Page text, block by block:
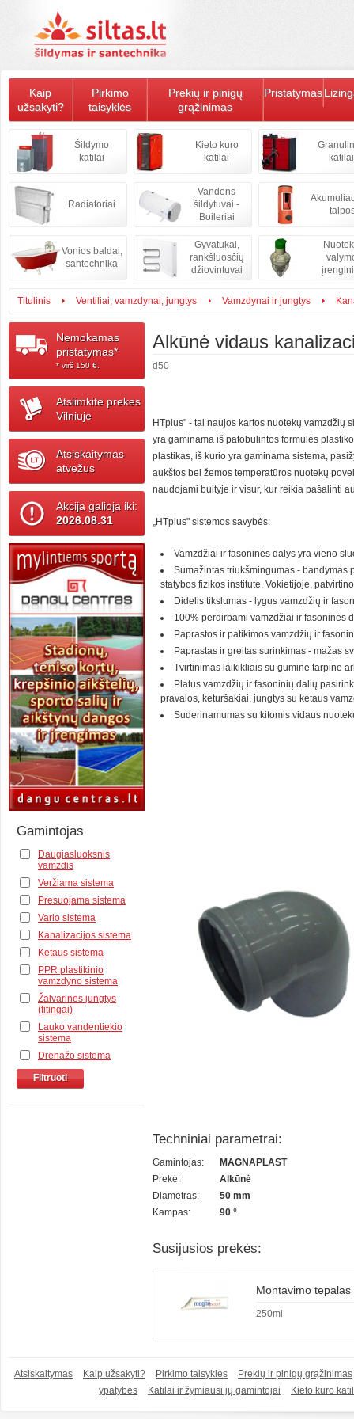
Kaip
užsakyti?
Pirkimo
taisyklės
Prekių ir pinigų
grąžinimas
Pristatymas
Šildymo
katilai
Kieto kuro
katilai
katilai
Radiatoriai
Vandens
šildytuvai -
Boileriai
Vonios baldai,
santechnika
Gyvatukai,
rankšluosčių
džiovintuvai
Titulinis Ventiliai, vamzdynai, jungtys Vamzdynai ir jungtys
Nemokamas
pristatymas*
* virš 150 ‎€.
Atsiimkite prekes
Vilniuje
Atsiskaitymas
atvežus
Akcija galioja iki:
2026.08.31
Gamintojas
Daugiasluoksnis
vamzdis
Veržiama sistema
Presuojama sistema
Vario sistema
Kanalizacijos sistema
Ketaus sistema
PPR plastikinio
vamzdyno sistema
Žalvarinės jungtys
(fitingai)
Lauko vandentiekio
sistema
Drenažo sistema
Filtruoti
Alkūnė vidaus
d50
HTplus" - tai naujos kartos nuotekų vamzdžių
yra gaminama iš patobulintos formulės
plastikas, iš kurio yra gaminama sistema,
aukštos bei žemos temperatūros nuotekų
naudojami buityje ir visur, kur reikia pašalinti
„HTplus" sistemos savybės:
Vamzdžiai ir fasoninės dalys yra vieno
Sumažintas triukšmingumas - bandymas
statybos fizikos institute, Vokietijoje,
Didelis tikslumas - lygus vamzdžių ir
100% perdirbami vamzdžiai ir fasoninės
Paprastos ir patikimos vamzdžių ir
Paprastas ir greitas surinkimas - mažas
Tvirtinimas laikikliais su gumine tarpine
Platus vamzdžių ir fasoninių dalių
pravalos, keturšakiai, jungtys su ketaus
Suderinamumas su kitomis vidaus
Techniniai parametrai:
Gamintojas:
MAGNAPLAST
Prekė:
Alkūnė
Diametras:
50 mm
Kampas:
90 °
Susijusios prekės:
Montavimo
250ml
Atsiskaitymas Kaip užsakyti? Pirkimo taisyklės
Prekių ir pinigų grąžinimas
ypatybės
Katilai ir žymiausi jų gamintojai Kieto kuro